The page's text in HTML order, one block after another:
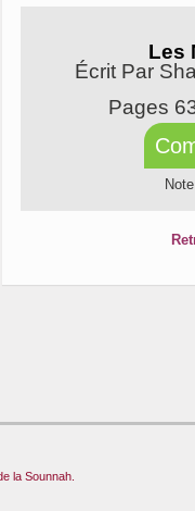
Les
Écrit Par
Pages
la Sounnah.